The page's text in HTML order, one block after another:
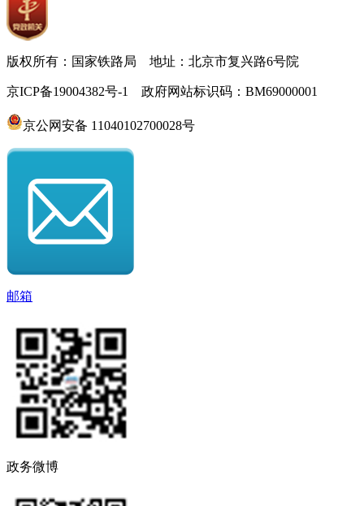
版权所有：国家铁路局 地址：北京市复兴路6号院
京ICP备19004382号-1 政府网站标识码：BM69000001
京公网安备 11040102700028号
邮箱
政务微博